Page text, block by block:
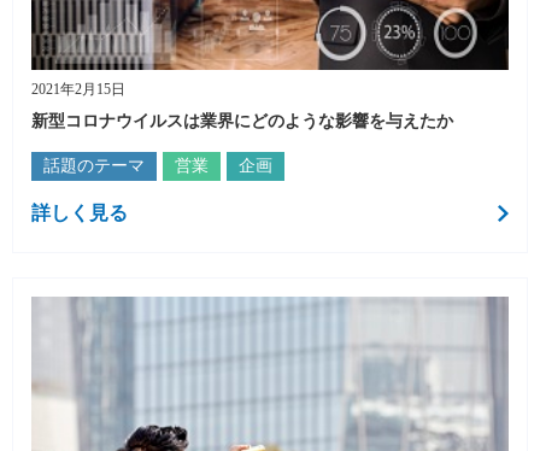
2021年2月15日
新型コロナウイルスは業界にどのような影響を与えたか
話題のテーマ 営業 企画
詳しく見る